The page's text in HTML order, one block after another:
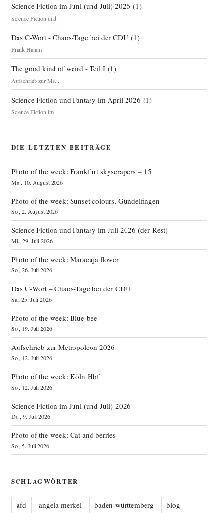
Science Fiction im Juni (und Juli) 2026 (1)
Science Fiction und
Das C-Wort - Chaos-Tage bei der CDU(1)
Frank Hamm
The good kind of weird - Teil I(1)
Aufschrieb zur Me...
Science Fiction und Fantasy im April 2026 (1)
Science Fiction im
DIE LETZTEN BEITRÄGE
Photo of the week: Frankfurt skyscrapers – 15
Mo., 10. August 2026
Photo of the week: Sunset colours, Gundelfingen
So., 2. August 2026
Science Fiction und Fantasy im Juli 2026 (der Rest)
Mi., 29. Juli 2026
Photo of the week: Maracuja flower
So., 26. Juli 2026
Das C‑Wort – Chaos-Tage bei der CDU
Sa., 25. Juli 2026
Photo of the week: Blue bee
So., 19. Juli 2026
Aufschrieb zur Metropolcon 2026
So., 12. Juli 2026
Photo of the week: Köln Hbf
So., 12. Juli 2026
Science Fiction im Juni (und Juli) 2026
Do., 9. Juli 2026
Photo of the week: Cat and berries
So., 5. Juli 2026
SCHLAGWÖRTER
afd angela merkel baden-württemberg
blog